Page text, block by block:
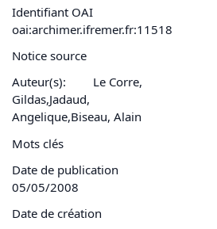
Identifiant OAI
oai:archimer.ifremer.fr:11518
Notice source
Auteur(s):
Le Corre,
Gildas,Jadaud,
Angelique,Biseau, Alain
Mots clés
Date de publication
05/05/2008
Date de création